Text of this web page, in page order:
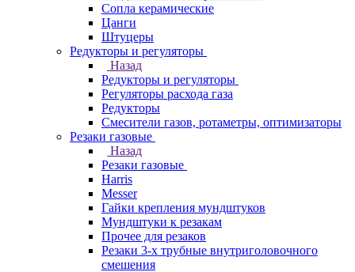
Сопла керамические
Цанги
Штуцеры
Редукторы и регуляторы
Назад
Редукторы и регуляторы
Регуляторы расхода газа
Редукторы
Смесители газов, ротаметры, оптимизаторы
Резаки газовые
Назад
Резаки газовые
Harris
Messer
Гайки крепления мундштуков
Мундштуки к резакам
Прочее для резаков
Резаки 3-х трубные внутриголовочного
смешения